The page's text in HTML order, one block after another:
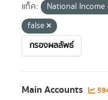
แท็ค: National
false
กรองผลลัพธ์
Main Accounts